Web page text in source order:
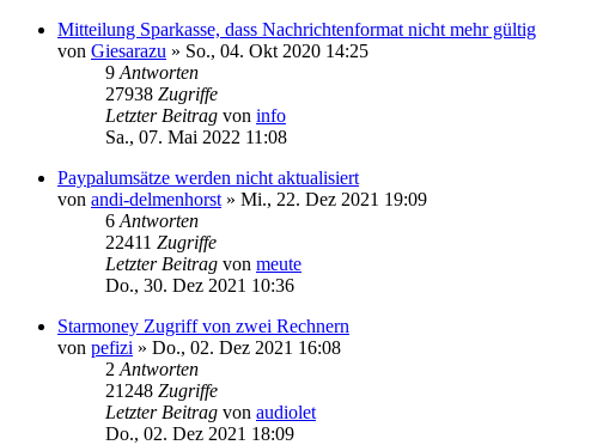
Mitteilung Sparkasse, dass Nachrichtenformat nicht mehr gültig
von Giesarazu » So., 04. Okt 2020 14:25
9 Antworten
27938 Zugriffe
Letzter Beitrag von info
Sa., 07. Mai 2022 11:08
Paypalumsätze werden nicht aktualisiert
von andi-delmenhorst » Mi., 22. Dez 2021 19:09
6 Antworten
22411 Zugriffe
Letzter Beitrag von meute
Do., 30. Dez 2021 10:36
Starmoney Zugriff von zwei Rechnern
von pefizi » Do., 02. Dez 2021 16:08
2 Antworten
21248 Zugriffe
Letzter Beitrag von audiolet
Do., 02. Dez 2021 18:09